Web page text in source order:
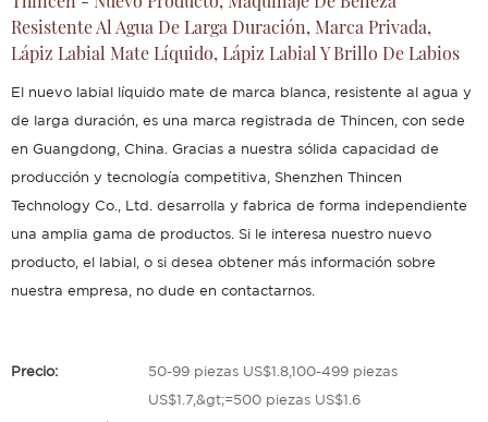
Resistente Al Agua De Larga Duración, Marca Privada,
Lápiz Labial Mate Líquido, Lápiz Labial Y Brillo De Labios
El nuevo labial líquido mate de marca blanca, resistente al agua y
de larga duración, es una marca registrada de Thincen, con sede
en Guangdong, China. Gracias a nuestra sólida capacidad de
producción y tecnología competitiva, Shenzhen Thincen
Technology Co., Ltd. desarrolla y fabrica de forma independiente
una amplia gama de productos. Si le interesa nuestro nuevo
producto, el labial, o si desea obtener más información sobre
nuestra empresa, no dude en contactarnos.
Precio: 50-99 piezas US$1.8,100-499 piezas
US$1.7,&gt;=500 piezas US$1.6